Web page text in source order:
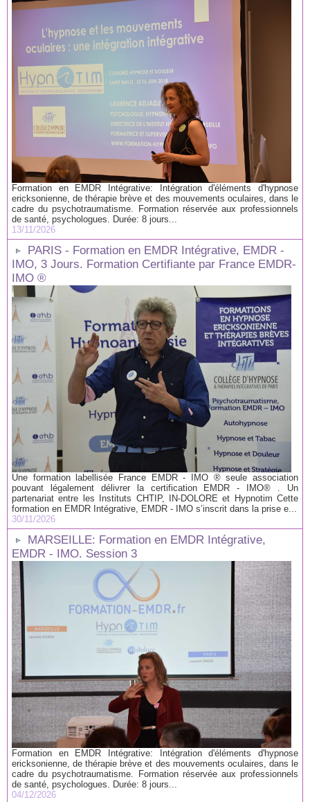
Formation en EMDR Intégrative: Intégration d'éléments d'hypnose
ericksonienne, de thérapie brève et des mouvements oculaires, dans le
cadre du psychotraumatisme. Formation réservée aux professionnels
de santé, psychologues. Durée: 8 jours...
13/11/2026
PARIS - Formation en EMDR Intégrative, EMDR -
IMO, 3 Jours. Formation Certifiante par France EMDR-
IMO ®
Une formation labellisée France EMDR - IMO ® seule association
pouvant légalement délivrer la certification EMDR - IMO® . Un
partenariat entre les Instituts CHTIP, IN-DOLORE et Hypnotim Cette
formation en EMDR Intégrative, EMDR - IMO s’inscrit dans la prise e...
30/11/2026
MARSEILLE: Formation en EMDR Intégrative,
EMDR - IMO. Session 3
Formation en EMDR Intégrative: Intégration d'éléments d'hypnose
ericksonienne, de thérapie brève et des mouvements oculaires, dans le
cadre du psychotraumatisme. Formation réservée aux professionnels
de santé, psychologues. Durée: 8 jours...
04/12/2026